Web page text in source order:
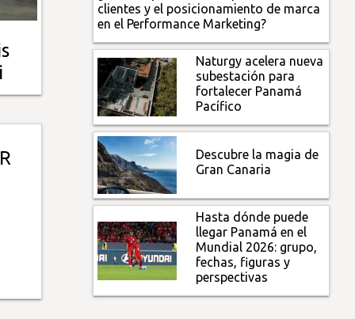
clientes y el posicionamiento de marca
en el Performance Marketing?
Naturgy acelera nueva
subestación para
fortalecer Panamá
Pacífico
Descubre la magia de
Gran Canaria
Hasta dónde puede
llegar Panamá en el
Mundial 2026: grupo,
fechas, figuras y
perspectivas